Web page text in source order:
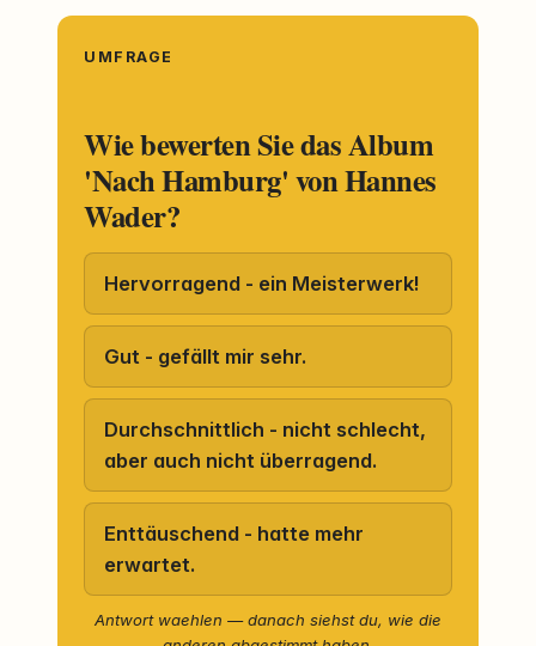
UMFRAGE
Wie bewerten Sie das Album
'Nach Hamburg' von Hannes
Wader?
Hervorragend - ein Meisterwerk!
Gut - gefällt mir sehr.
Durchschnittlich - nicht schlecht,
aber auch nicht überragend.
Enttäuschend - hatte mehr
erwartet.
Antwort waehlen — danach siehst du, wie die